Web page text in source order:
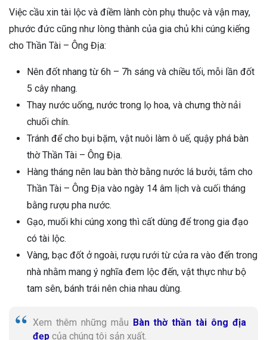
Việc cầu xin tài lộc và điềm lành còn phụ thuộc và vận may,
phước đức cũng như lòng thành của gia chủ khi cúng kiếng
cho Thần Tài – Ông Địa:
Nên đốt nhang từ 6h – 7h sáng và chiều tối, mỗi lần đốt
5 cây nhang.
Thay nước uống, nước trong lọ hoa, và chưng thờ nải
chuối chín.
Tránh để cho bụi bặm, vật nuôi làm ô uế, quậy phá bàn
thờ Thần Tài – Ông Địa.
Hàng tháng nên lau bàn thờ bằng nước lá bưởi, tắm cho
Thần Tài – Ông Địa vào ngày 14 âm lịch và cuối tháng
bằng rượu pha nước.
Gạo, muối khi cúng xong thì cất dùng để trong gia đạo
có tài lộc.
Vàng, bạc đốt ở ngoài, rượu rưới từ cửa ra vào đến trong
nhà nhằm mang ý nghĩa đem lộc đến, vật thực như bộ
tam sên, bánh trái nên chia nhau dùng.
Xem thêm những mẫu Bàn thờ thần tài ông địa
đẹp của chúng tôi sản xuất.